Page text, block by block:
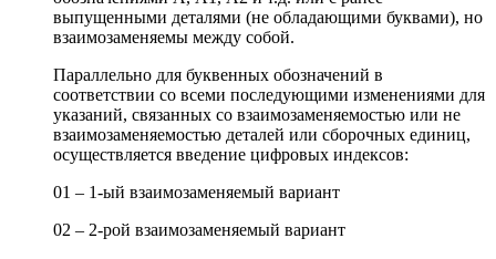
выпущенными деталями (не обладающими буквами), но
взаимозаменяемы между собой.
Параллельно для буквенных обозначений в
соответствии со всеми последующими изменениями для
указаний, связанных со взаимозаменяемостью или не
взаимозаменяемостью деталей или сборочных единиц,
осуществляется введение цифровых индексов:
01 – 1-ый взаимозаменяемый вариант
02 – 2-рой взаимозаменяемый вариант